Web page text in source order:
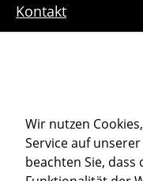
Kontakt
Cookie-
Datenschutz
Impressum
Wir nutzen
Service auf
beachten Sie, dass